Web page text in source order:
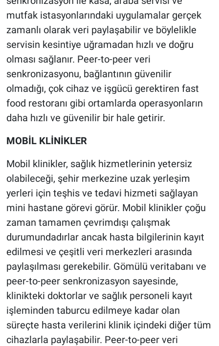
mutfak istasyonlarındaki uygulamalar gerçek
zamanlı olarak veri paylaşabilir ve böylelikle
servisin kesintiye uğramadan hızlı ve doğru
olması sağlanır. Peer-to-peer veri
senkronizasyonu, bağlantının güvenilir
olmadığı, çok cihaz ve işgücü gerektiren fast
food restoranı gibi ortamlarda operasyonların
daha hızlı ve güvenilir bir hale getirir.
MOBİL KLİNİKLER
Mobil klinikler, sağlık hizmetlerinin yetersiz
olabileceği, şehir merkezine uzak yerleşim
yerleri için teşhis ve tedavi hizmeti sağlayan
mini hastane görevi görür. Mobil klinikler çoğu
zaman tamamen çevrimdışı çalışmak
durumundadırlar ancak hasta bilgilerinin kayıt
edilmesi ve çeşitli veri merkezleri arasında
paylaşılması gerekebilir. Gömülü veritabanı ve
peer-to-peer senkronizasyon sayesinde,
klinikteki doktorlar ve sağlık personeli kayıt
işleminden taburcu edilmeye kadar olan
süreçte hasta verilerini klinik içindeki diğer tüm
cihazlarla paylaşabilir. Peer-to-peer veri